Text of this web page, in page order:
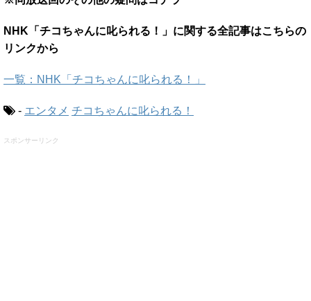
NHK「チコちゃんに叱られる！」に関する全記事はこちらの
リンクから
一覧：NHK「チコちゃんに叱られる！」
- エンタメ チコちゃんに叱られる！
スポンサーリンク